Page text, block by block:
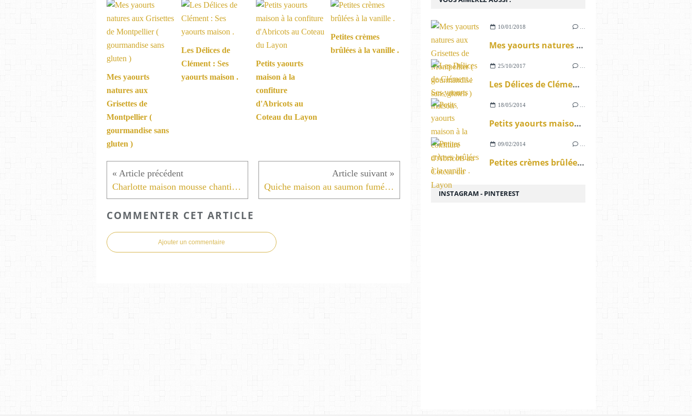
Mes yaourts
natures aux
Grisettes de
Montpellier (
gourmandise sans
gluten )
Les Délices de
Clément : Ses
yaourts maison .
Petits yaourts
maison à la
confiture
d'Abricots au
Coteau du Layon
Petites crèmes
brûlées à la vanille .
Charlotte maison mousse chantilly chocolat praliné lait et sa crème chantilly à l'extrait de vanille . Quiche maison au saumon fumé courgettes noix .
COMMENTER CET ARTICLE
Ajouter un commentaire
10/01/2018
Mes yaourts natures aux Grisettes de Montpellier ( gourmandise sans gluten )
25/10/2017
Les Délices de Clément : Ses yaourts maison .
18/05/2014
Petits yaourts maison à la confiture d'Abricots au Coteau du Layon
09/02/2014
Petites crèmes brûlées à la vanille .
INSTAGRAM - PINTEREST